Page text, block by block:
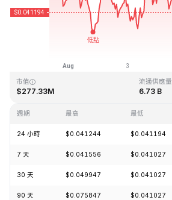
最近更新時間：2026-08-07 08:21 (GMT+0)
市值
$277.33M
流通供應量
6.73 B
週期 最高 最低
24 小時 $0.041244 $0.041194
7 天 $0.041556 $0.041027
30 天 $0.049947 $0.041027
90 天 $0.075847 $0.041027